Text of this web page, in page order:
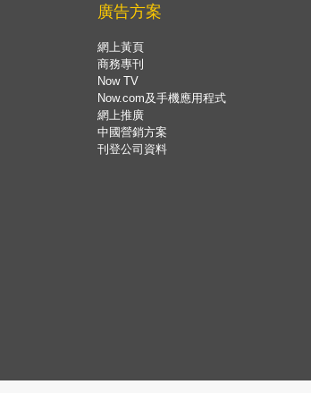
廣告方案
網上黃頁
商務專刊
Now TV
Now.com及手機應用程式
網上推廣
中國營銷方案
刊登公司資料